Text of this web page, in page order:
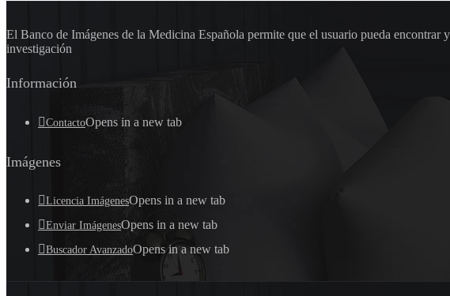
El Banco de Imágenes de la Medicina Española permite que el usuario pueda
investigación
Información
ContactoOpens in a new tab
Imágenes
Licencia ImágenesOpens in a new tab
Enviar ImágenesOpens in a new tab
Buscador AvanzadoOpens in a new tab